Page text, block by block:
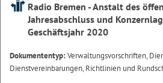
Radio Bremen - Anstalt des
Jahresabschluss und
Geschäftsjahr 2020
Dokumententyp:Verwaltungsvorschriften,
Dienstvereinbarungen, Richtlinien und